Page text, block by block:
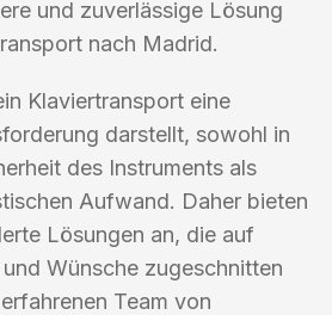
und zuverlässige Lösung
nach Madrid.
Klaviertransport eine
darstellt, sowohl in
des Instruments als
Aufwand. Daher bieten
Lösungen an, die auf
Wünsche zugeschnitten
Team von